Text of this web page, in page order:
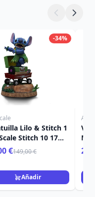
-34%
Lilo & Stitch 1
Stitch 10 17
€149,00 €
Añadir
Art